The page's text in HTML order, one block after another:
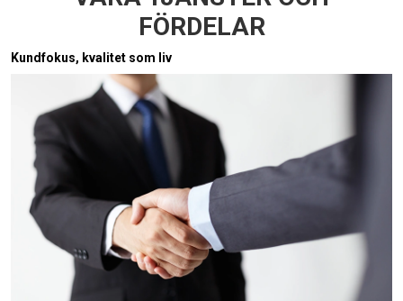
FÖRDELAR
Kundfokus, kvalitet som liv